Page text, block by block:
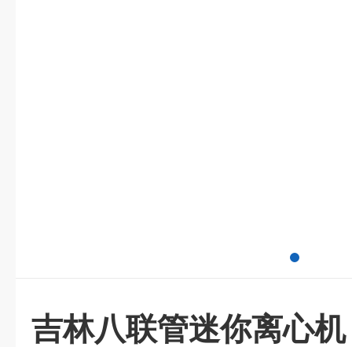
吉林八联管迷你离心机